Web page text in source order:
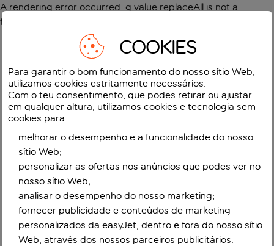
A rendering error occurred: g.value.replaceAll is not a
function
COOKIES
Para garantir o bom funcionamento do nosso sítio Web,
utilizamos cookies estritamente necessários.
Com o teu consentimento, que podes retirar ou ajustar
em qualquer altura, utilizamos cookies e tecnologia sem
cookies para:
melhorar o desempenho e a funcionalidade do nosso
sítio Web;
personalizar as ofertas nos anúncios que podes ver no
nosso sítio Web;
analisar o desempenho do nosso marketing;
fornecer publicidade e conteúdos de marketing
personalizados da easyJet, dentro e fora do nosso sítio
Web, através dos nossos parceiros publicitários.